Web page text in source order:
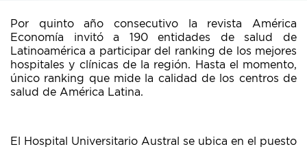
Por quinto año consecutivo la revista América
Economía invitó a 190 entidades de salud de
Latinoamérica a participar del ranking de los mejores
hospitales y clínicas de la región. Hasta el momento,
único ranking que mide la calidad de los centros de
salud de América Latina.
El Hospital Universitario Austral se ubica en el puesto